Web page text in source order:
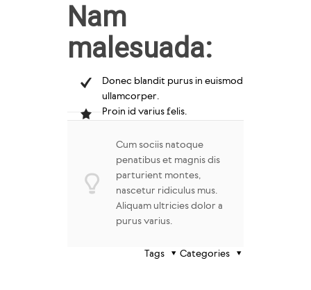
Nam
malesuada:
Donec blandit purus in euismod
ullamcorper.
Proin id varius felis.
Cum sociis natoque
penatibus et magnis dis
parturient montes,
nascetur ridiculus mus.
Aliquam ultricies dolor a
purus varius.
Categories
Tags